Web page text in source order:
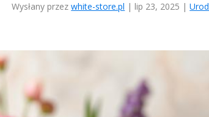
Wysłany przezwhite-store.pl | lip 23, 2025 |